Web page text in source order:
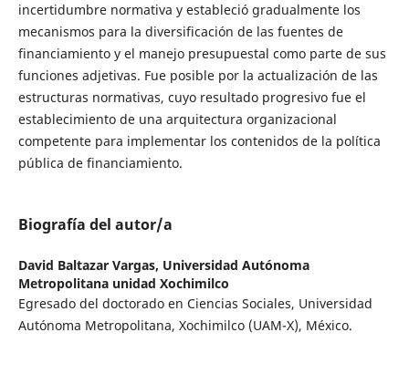
incertidumbre normativa y estableció gradualmente los
mecanismos para la diversificación de las fuentes de
financiamiento y el manejo presupuestal como parte de sus
funciones adjetivas. Fue posible por la actualización de las
estructuras normativas, cuyo resultado progresivo fue el
establecimiento de una arquitectura organizacional
competente para implementar los contenidos de la política
pública de financiamiento.
Biografía del autor/a
David Baltazar Vargas, Universidad Autónoma
Metropolitana unidad Xochimilco
Egresado del doctorado en Ciencias Sociales, Universidad
Autónoma Metropolitana, Xochimilco (UAM-X), México.